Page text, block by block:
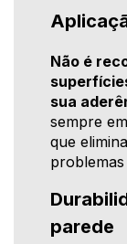
Não é
sua
sempre
que
parede